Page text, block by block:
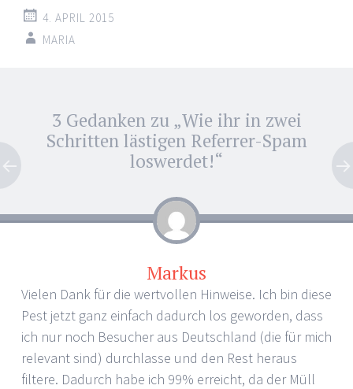
4. APRIL 2015
MARIA
Artikel-
Navigation
3 Gedanken zu „Wie ihr in zwei
Schritten lästigen Referrer-Spam
loswerdet!“
Markus
Vielen Dank für die wertvollen Hinweise. Ich bin diese
Pest jetzt ganz einfach dadurch los geworden, dass
ich nur noch Besucher aus Deutschland (die für mich
relevant sind) durchlasse und den Rest heraus
filtere. Dadurch habe ich 99% erreicht, da der Müll